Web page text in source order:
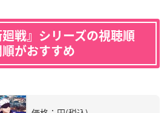
廻戦』シリーズの視聴順
がおすすめ